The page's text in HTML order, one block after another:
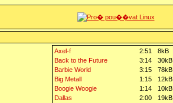
Axel-f 2:51
8kB
Back to the Future
3:14
30kB
Barbie World
3:15
78kB
Big Metall
1:15
12kB
Boogie Woogie
1:14
10kB
Dallas
2:00
19kB